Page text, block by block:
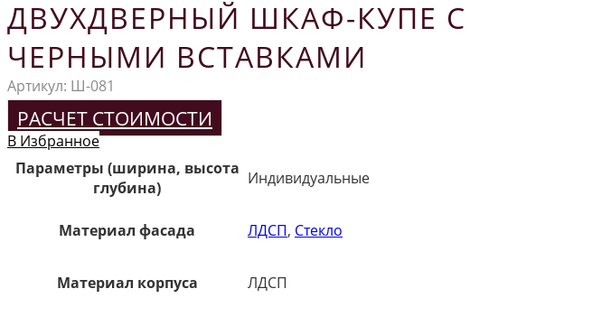
ДВУХДВЕРНЫЙ ШКАФ-КУПЕ С
ЧЕРНЫМИ ВСТАВКАМИ
Артикул: Ш-081
РАСЧЕТ СТОИМОСТИ
В Избранное
Параметры (ширина, высота
глубина)
Индивидуальные
Материал фасада ЛДСП, Стекло
Материал корпуса ЛДСП